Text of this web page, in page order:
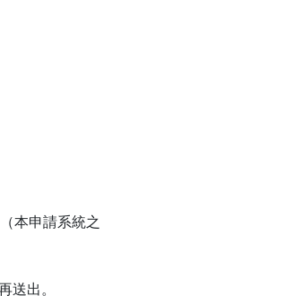
本申請系統之
送出。